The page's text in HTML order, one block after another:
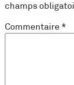
champs
Commentaire *